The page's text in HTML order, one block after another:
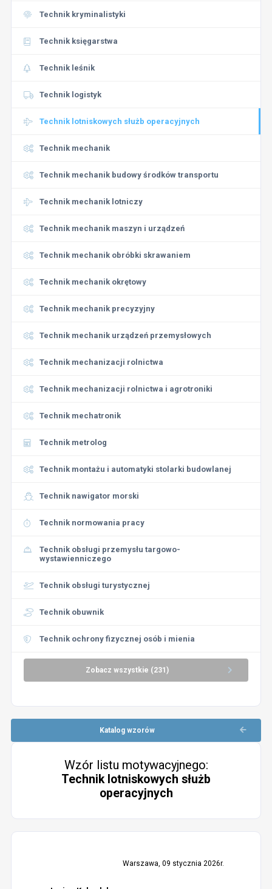
Technik kryminalistyki
Technik księgarstwa
Technik leśnik
Technik logistyk
Technik lotniskowych służb operacyjnych
Technik mechanik
Technik mechanik budowy środków transportu
Technik mechanik lotniczy
Technik mechanik maszyn i urządzeń
Technik mechanik obróbki skrawaniem
Technik mechanik okrętowy
Technik mechanik precyzyjny
Technik mechanik urządzeń przemysłowych
Technik mechanizacji rolnictwa
Technik mechanizacji rolnictwa i agrotroniki
Technik mechatronik
Technik metrolog
Technik montażu i automatyki stolarki budowlanej
Technik nawigator morski
Technik normowania pracy
Technik obsługi przemysłu targowo-
wystawienniczego
Technik obsługi turystycznej
Technik obuwnik
Technik ochrony fizycznej osób i mienia
Zobacz wszystkie (231)
Katalog wzorów
Wzór listu motywacyjnego:
Technik lotniskowych służb
operacyjnych
Warszawa, 09 stycznia 2026r.